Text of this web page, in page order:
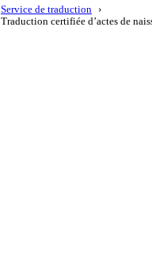
Service de traduction
Traduction certifiée d’actes de